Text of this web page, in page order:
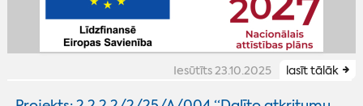
Iesūtīts 23.10.2025 lasīt tālāk